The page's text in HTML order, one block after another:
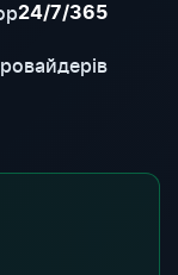
24/7/365